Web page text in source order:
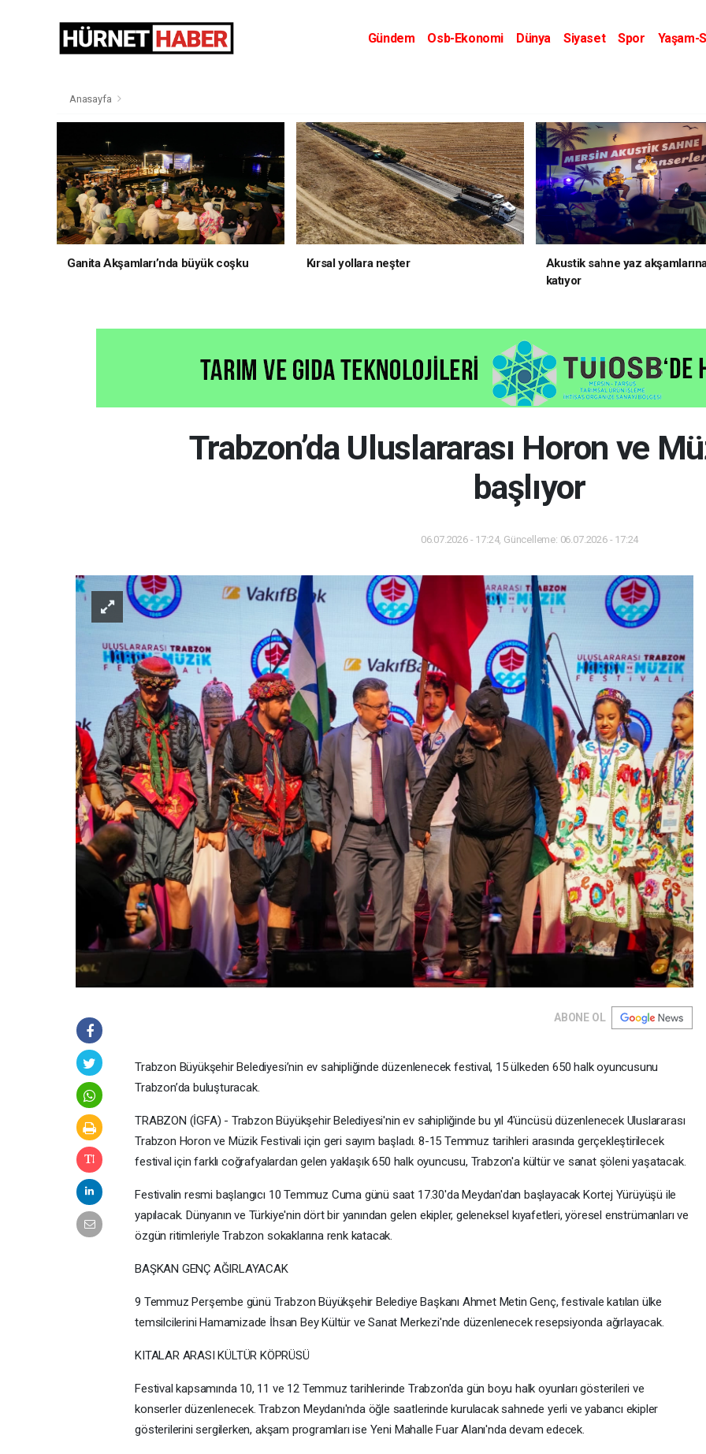
Gündem Osb-Ekonomi Dünya Siyaset Spor
Yaşam-
Anasayfa
Ganita Akşamları’nda büyük coşku Kırsal yollara neşter
Akustik sahne yaz
katıyor
Trabzon’da Uluslararası Horon ve
başlıyor
06.07.2026 - 17:24, Güncelleme: 06.07.2026 - 17:24
ABONE OL
Trabzon Büyükşehir Belediyesi’nin ev sahipliğinde düzenlenecek festival, 15 ülkeden 650 halk oyuncusunu
Trabzon’da buluşturacak.
TRABZON (İGFA) - Trabzon Büyükşehir Belediyesi'nin ev sahipliğinde bu yıl 4'üncüsü düzenlenecek Uluslararası
Trabzon Horon ve Müzik Festivali için geri sayım başladı. 8-15 Temmuz tarihleri arasında gerçekleştirilecek
festival için farklı coğrafyalardan gelen yaklaşık 650 halk oyuncusu, Trabzon'a kültür ve sanat şöleni yaşatacak.
Festivalin resmi başlangıcı 10 Temmuz Cuma günü saat 17.30'da Meydan'dan başlayacak Kortej Yürüyüşü ile
yapılacak. Dünyanın ve Türkiye'nin dört bir yanından gelen ekipler, geleneksel kıyafetleri, yöresel enstrümanları ve
özgün ritimleriyle Trabzon sokaklarına renk katacak.
BAŞKAN GENÇ AĞIRLAYACAK
9 Temmuz Perşembe günü Trabzon Büyükşehir Belediye Başkanı Ahmet Metin Genç, festivale katılan ülke
temsilcilerini Hamamizade İhsan Bey Kültür ve Sanat Merkezi'nde düzenlenecek resepsiyonda ağırlayacak.
KITALAR ARASI KÜLTÜR KÖPRÜSÜ
Festival kapsamında 10, 11 ve 12 Temmuz tarihlerinde Trabzon'da gün boyu halk oyunları gösterileri ve
konserler düzenlenecek. Trabzon Meydanı'nda öğle saatlerinde kurulacak sahnede yerli ve yabancı ekipler
gösterilerini sergilerken, akşam programları ise Yeni Mahalle Fuar Alanı'nda devam edecek.